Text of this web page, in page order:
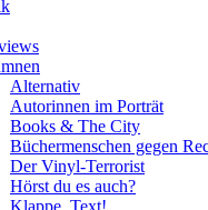
Alternativ
Autorinnen im Porträt
Books & The City
Büchermenschen gegen
Der Vinyl-Terrorist
Hörst du es auch?
Klappe, Text!